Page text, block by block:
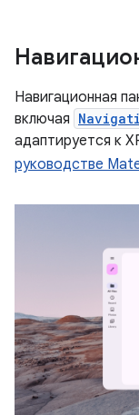
Навигационная
включая
адаптируется к
руководстве